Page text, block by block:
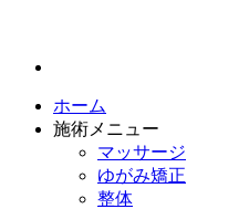
ホーム
施術メニュー
マッサージ
ゆがみ矯正
整体